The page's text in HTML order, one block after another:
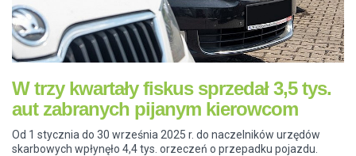
W trzy kwartały fiskus sprzedał 3,5 tys.
aut zabranych pijanym kierowcom
Od 1 stycznia do 30 września 2025 r. do naczelników urzędów
skarbowych wpłynęło 4,4 tys. orzeczeń o przepadku pojazdu.